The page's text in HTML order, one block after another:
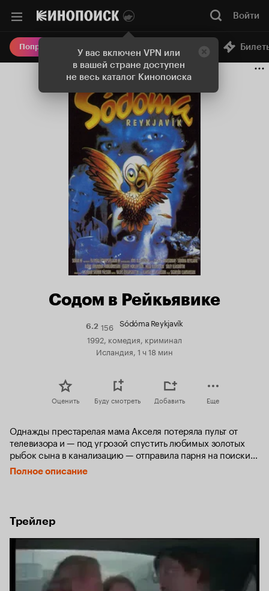
У вас включен VPN или
в вашей стране доступен
не весь каталог Кинопоиска
Войти
Попробовать Плюс Онлайн-кинотеатр
Содом в Рейкьявике
6.2Рейтинг
Кинопоиска
6.2
156 Sódóma Reykjavík
1992, комедия, криминал
Исландия, 1 ч 18 мин
Оценить Буду смотреть Добавить Еще
Однажды престарелая мама Акселя потеряла пульт от
телевизора и — под угрозой спустить любимых золотых
рыбок сына в канализацию — отправила парня на поиски.
Тот послушно соглашается и, исполняя волю матери,
сначала попадает к местным панкам, а потом оказывается
Полное описание
Трейлер